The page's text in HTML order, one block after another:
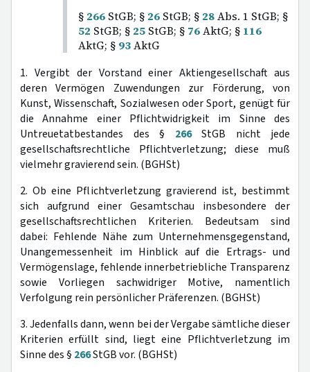
§ 266 StGB; § 26 StGB; § 28Abs. 1 StGB; §
52 StGB; § 25 StGB; § 76AktG; § 116
AktG; § 93AktG
1. Vergibt der Vorstand einer Aktiengesellschaft aus
deren Vermögen Zuwendungen zur Förderung, von
Kunst, Wissenschaft, Sozialwesen oder Sport, genügt für
die Annahme einer Pflichtwidrigkeit im Sinne des
Untreuetatbestandes des § 266StGB nicht jede
gesellschaftsrechtliche Pflichtverletzung; diese muß
vielmehr gravierend sein. (BGHSt)
2. Ob eine Pflichtverletzung gravierend ist, bestimmt
sich aufgrund einer Gesamtschau insbesondere der
gesellschaftsrechtlichen Kriterien. Bedeutsam sind
dabei: Fehlende Nähe zum Unternehmensgegenstand,
Unangemessenheit im Hinblick auf die Ertrags- und
Vermögenslage, fehlende innerbetriebliche Transparenz
sowie Vorliegen sachwidriger Motive, namentlich
Verfolgung rein persönlicher Präferenzen. (BGHSt)
3. Jedenfalls dann, wenn bei der Vergabe sämtliche dieser
Kriterien erfüllt sind, liegt eine Pflichtverletzung im
Sinne des § 266StGB vor. (BGHSt)